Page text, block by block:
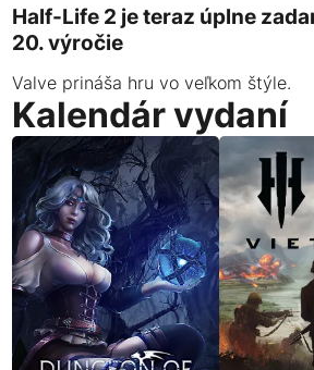
Half-Life 2 je teraz úplne
20. výročie
Valve prináša hru vo veľkom štýle.
Kalendár vydaní